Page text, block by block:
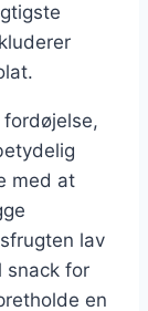
med at
lav
snack for
en